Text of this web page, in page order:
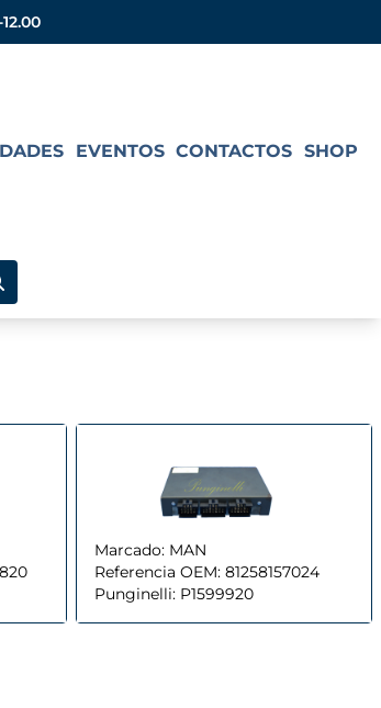
EVENTOS CONTACTOS SHOP
Marcado: MAN
Referencia OEM: 81258157024
Punginelli: P1599920